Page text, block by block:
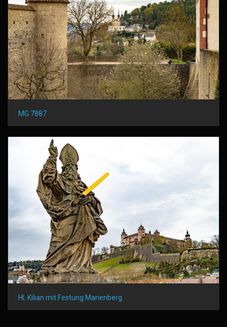
MG 7887
Hl. Kilian mit Festung Marienberg